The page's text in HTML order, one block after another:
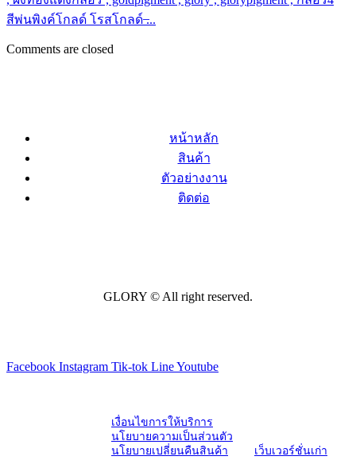
สีพ่นพิงค์โกลด์ โรสโกลด์ ̶...
Comments are closed
หน้าหลัก
สินค้า
ตัวอย่างงาน
ติดต่อ
GLORY © All right reserved.
Facebook Instagram Tik-tok LineYoutube
เงื่อนไขการให้บริการ
นโยบายความเป็นส่วนตัว
นโยบายเปลี่ยนคืนสินค้า
เว็บเวอร์ชั่นเก่า